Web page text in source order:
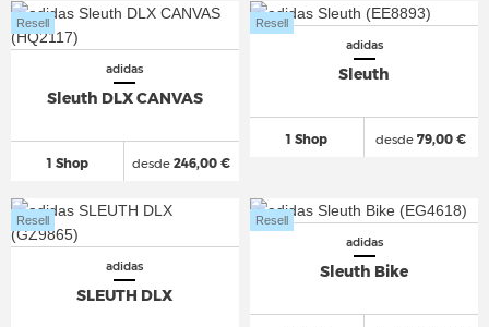
adidas
Sleuth DLX CANVAS
1 Shop
Resell
desde 246,00 €
adidas
Sleuth
1 Shop
Resell
desde 79,00 €
adidas
SLEUTH DLX
Resell
adidas
Sleuth Bike
Resell